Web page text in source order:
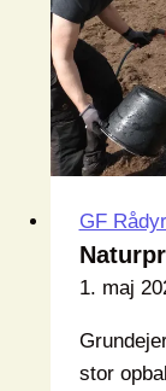
GF
1. maj
stor